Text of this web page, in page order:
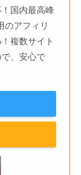
国内最高峰
のアフィリ
複数サイト
、安心で